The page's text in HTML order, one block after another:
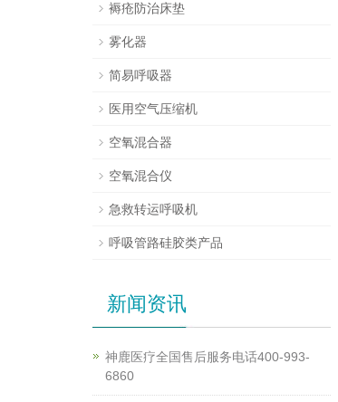
褥疮防治床垫
雾化器
简易呼吸器
医用空气压缩机
空氧混合器
空氧混合仪
急救转运呼吸机
呼吸管路硅胶类产品
新闻资讯
神鹿医疗全国售后服务电话400-993-
6860